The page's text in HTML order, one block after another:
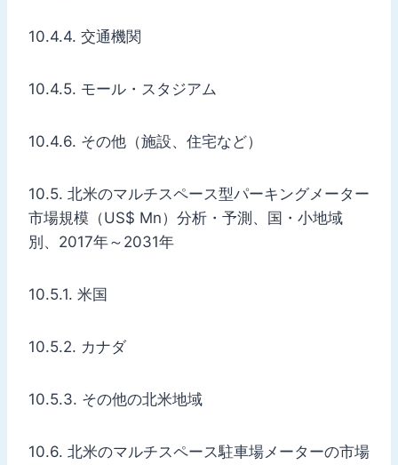
10.4.4. 交通機関
10.4.5. モール・スタジアム
10.4.6. その他（施設、住宅など）
10.5. 北米のマルチスペース型パーキングメーター
市場規模（US$ Mn）分析・予測、国・小地域
別、2017年～2031年
10.5.1. 米国
10.5.2. カナダ
10.5.3. その他の北米地域
10.6. 北米のマルチスペース駐車場メーターの市場